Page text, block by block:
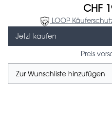
CHF
LOOP
Jetzt kaufen
Preis
Zur Wunschliste hinzufügen